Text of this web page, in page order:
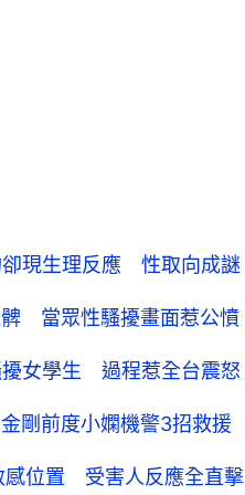
現生理反應 性取向成謎
髀 當眾性騷擾畫面惹公憤
擾女學生 過程惹全台震怒
剛前度小嫻機警3招救援
感位置 受害人反應全直擊